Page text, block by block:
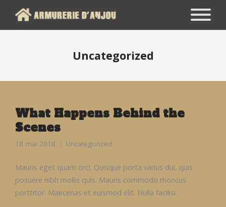
Uncategorized
What Happens Behind the
Scenes
18 mai 2018 Uncategorized
Mauris eget quam orci. Quisque porta varius dui, quis
posuere nibh mollis quis. Mauris commodo rhoncus
porttitor. Maecenas et euismod elit. Nulla facilisi.